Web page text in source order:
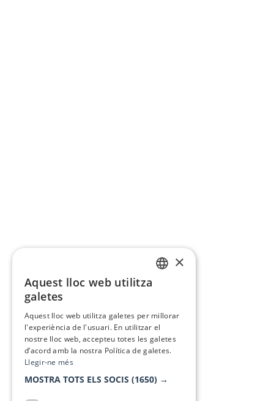
×
Aquest lloc web utilitza
galetes
Aquest lloc web utilitza galetes per millorar
l'experiència de l'usuari. En utilitzar el
nostre lloc web, accepteu totes les galetes
d’acord amb la nostra Política de galetes.
Llegir-ne més
MOSTRA TOTS ELS SOCIS (1650) →